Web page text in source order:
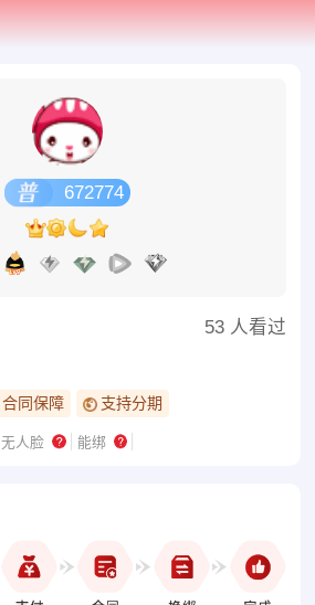
672774
53 人看过
合同保障 支持分期
无人脸 能绑